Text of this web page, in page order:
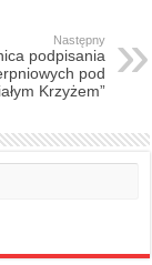
Następny
podpisania
pod
Krzyżem”